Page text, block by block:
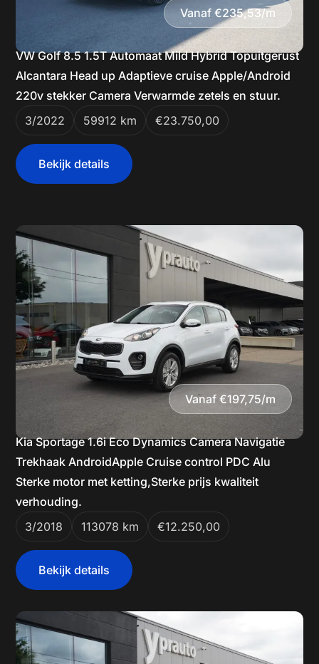
Vanaf €235,53/m
VW Golf 8.5 1.5T Automaat Mild Hybrid Topuitgerust
Alcantara Head up Adaptieve cruise Apple/Android
220v stekker Camera Verwarmde zetels en stuur.
3/2022
59912 km €23.750,00
Bekijk details
Vanaf €197,75/m
Kia Sportage 1.6i Eco Dynamics Camera Navigatie
Trekhaak AndroidApple Cruise control PDC Alu
Sterke motor met ketting,Sterke prijs kwaliteit
verhouding.
3/2018
113078 km €12.250,00
Bekijk details